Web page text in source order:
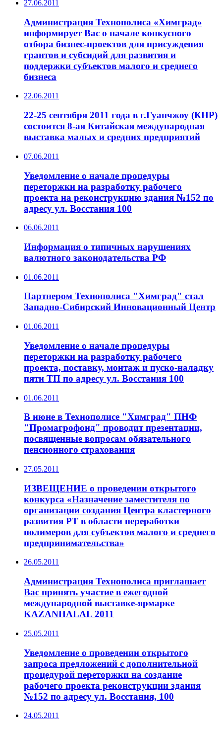
27.06.2011
Администрация Технополиса «Химград»
информирует Вас о начале конкусного
отбора бизнес-проектов для присуждения
грантов и субсидий для развития и
поддержки субъектов малого и среднего
бизнеса
22.06.2011
22-25 сентября 2011 года в г.Гуанчжоу (КНР)
состоится 8-ая Китайская международная
выставка малых и средних предприятий
07.06.2011
Уведомление о начале процедуры
переторжки на разработку рабочего
проекта на реконструкцию здания №152 по
адресу ул. Восстания 100
06.06.2011
Информация о типичных нарушениях
валютного законодательства РФ
01.06.2011
Партнером Технополиса "Химград" стал
Западно-Сибирский Инновационный Центр
01.06.2011
Уведомление о начале процедуры
переторжки на разработку рабочего
проекта, поставку, монтаж и пуско-наладку
пяти ТП по адресу ул. Восстания 100
01.06.2011
В июне в Технополисе "Химград" ПНФ
"Промагрофонд" проводит презентации,
посвященные вопросам обязательного
пенсионного страхования
27.05.2011
ИЗВЕЩЕНИЕ о проведении открытого
конкурса «Назначение заместителя по
организации создания Центра кластерного
развития РТ в области переработки
полимеров для субъектов малого и среднего
предпринимательства»
26.05.2011
Администрация Технополиса приглашает
Вас принять участие в ежегодной
международной выставке-ярмарке
KAZANHALAL 2011
25.05.2011
Уведомление о проведении открытого
запроса предложений с дополнительной
процедурой переторжки на создание
рабочего проекта реконструкции здания
№152 по адресу ул. Восстания, 100
24.05.2011